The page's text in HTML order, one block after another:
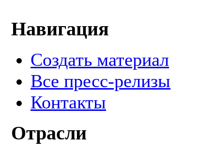
Навигация
Создать материал
Все пресс-релизы
Контакты
Отрасли